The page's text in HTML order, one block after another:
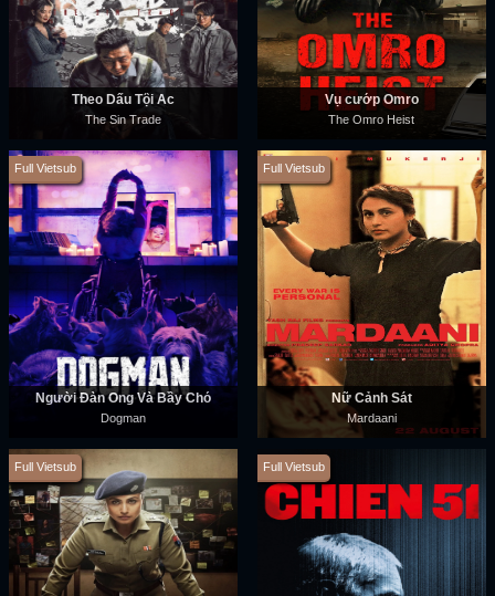
Theo Dấu Tội Ác
The Sin Trade
Vụ cướp Omro
The Omro Heist
Full Vietsub
Người Đàn Ông Và Bầy Chó
Dogman
Full Vietsub
Nữ Cảnh Sát
Mardaani
Full Vietsub Full Vietsub